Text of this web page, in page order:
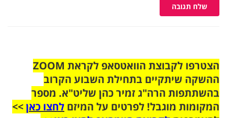
שלח תגובה
הצטרפו לקבוצת הוואטסאפ לקראת ZOOM
ההשקה שיתקיים בתחילת השבוע הקרוב
בהשתתפות הרה"ג זמיר כהן שליט"א. מספר
המקומות מוגבל! לפרטים על המיזם לחצו כאן>>